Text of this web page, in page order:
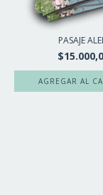
PASAJE